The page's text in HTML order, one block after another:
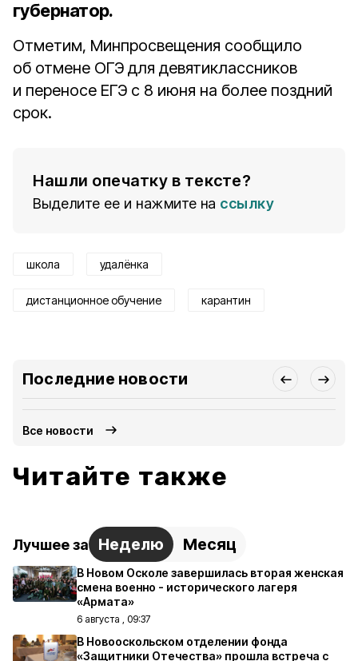
губернатор.
Отметим, Минпросвещения сообщило
об отмене ОГЭ для девятиклассников
и переносе ЕГЭ с 8 июня на более поздний
срок.
Нашли опечатку в тексте?
Выделите ее и нажмите на ссылку
школа удалёнка
дистанционное обучение карантин
Последние новости
Все новости
Читайте также
Лучшее за Неделю Месяц
В Новом Осколе завершилась вторая женская
смена военно - исторического лагеря
«Армата»
6 августа , 09:37
В Новооскольском отделении фонда
«Защитники Отечества» прошла встреча с